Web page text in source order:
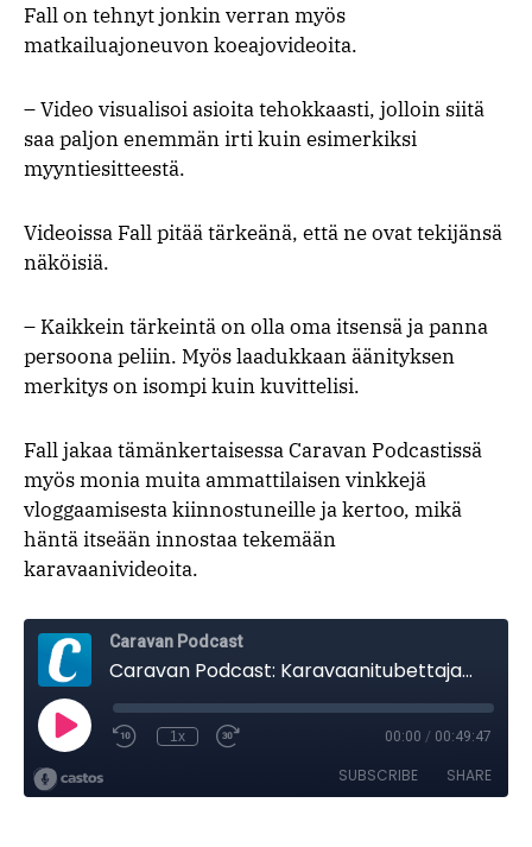
Fall on tehnyt jonkin verran myös
matkailuajoneuvon koeajovideoita.
– Video visualisoi asioita tehokkaasti, jolloin siitä
saa paljon enemmän irti kuin esimerkiksi
myyntiesitteestä.
Videoissa Fall pitää tärkeänä, että ne ovat tekijänsä
näköisiä.
– Kaikkein tärkeintä on olla oma itsensä ja panna
persoona peliin. Myös laadukkaan äänityksen
merkitys on isompi kuin kuvittelisi.
Fall jakaa tämänkertaisessa Caravan Podcastissä
myös monia muita ammattilaisen vinkkejä
vloggaamisesta kiinnostuneille ja kertoo, mikä
häntä itseään innostaa tekemään
karavaanivideoita.